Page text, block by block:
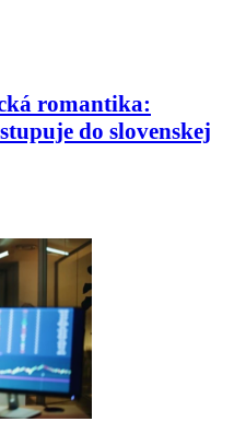
romantika:
do slovenskej